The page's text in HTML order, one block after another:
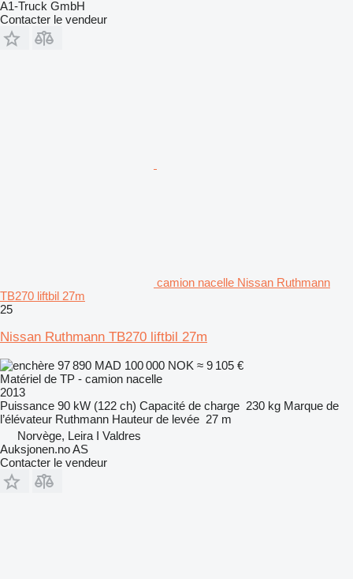
A1-Truck GmbH
Contacter le vendeur
camion nacelle Nissan Ruthmann
TB270 liftbil 27m
25
Nissan Ruthmann TB270 liftbil 27m
97 890 MAD 100 000 NOK ≈ 9 105 €
Matériel de TP - camion nacelle
2013
Puissance 90 kW (122 ch) Capacité de charge 230 kg Marque de
l’élévateur Ruthmann Hauteur de levée 27 m
Norvège, Leira I Valdres
Auksjonen.no AS
Contacter le vendeur